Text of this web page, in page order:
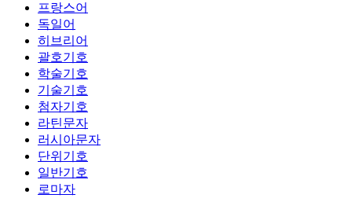
프랑스어
독일어
히브리어
괄호기호
학술기호
기술기호
첨자기호
라틴문자
러시아문자
단위기호
일반기호
로마자